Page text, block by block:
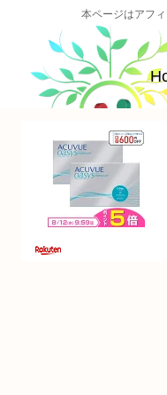
本ページはアフ